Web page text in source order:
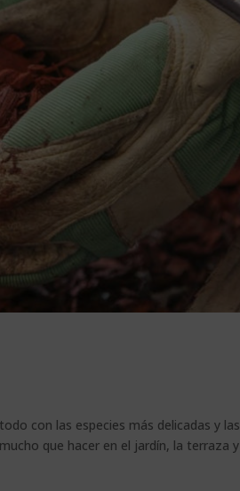
con las especies más delicadas y las
que hacer en el jardín, la terraza